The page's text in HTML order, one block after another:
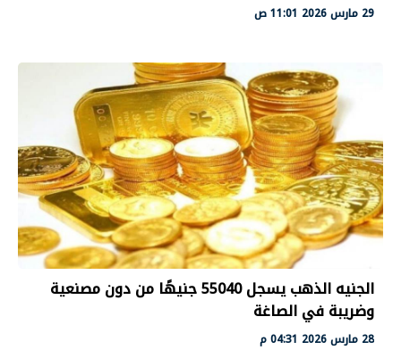
29 مارس 2026 11:01 ص
الجنيه الذهب يسجل 55040 جنيهًا من دون مصنعية
وضريبة في الصاغة
28 مارس 2026 04:31 م